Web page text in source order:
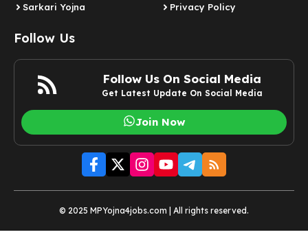
Sarkari Yojna
Privacy Policy
Follow Us
Follow Us On Social Media
Get Latest Update On Social Media
Join Now
© 2025 MPYojna4jobs.com | All rights reserved.